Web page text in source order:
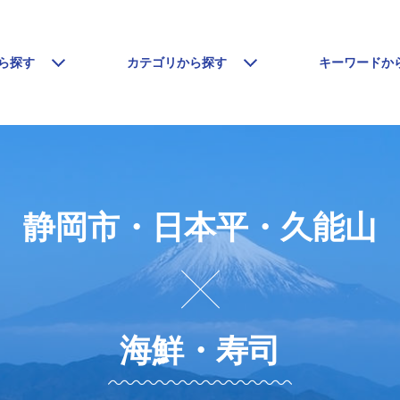
探す カテゴリから探す キーワードか
静岡市・日本平・久能山
海鮮・寿司